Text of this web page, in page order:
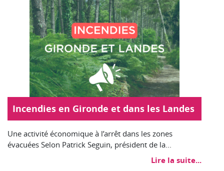
Incendies en Gironde et dans les Landes
Une activité économique à l’arrêt dans les zones
évacuées Selon Patrick Seguin, président de la...
Lire la suite...